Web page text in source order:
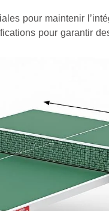
pour maintenir
pour garantir